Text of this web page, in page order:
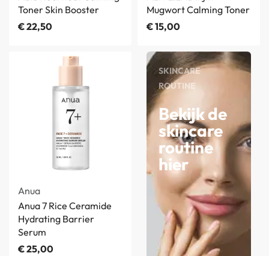
Toner Skin Booster
€22,50
Mugwort Calming Toner
€15,00
Anua
Anua 7 Rice Ceramide
Hydrating Barrier
Serum
€25,00
SKINCARE
ROUTINE
Bekijk de
skincare
routine
hier